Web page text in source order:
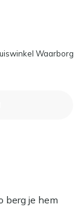
Waarborg
berg je hem